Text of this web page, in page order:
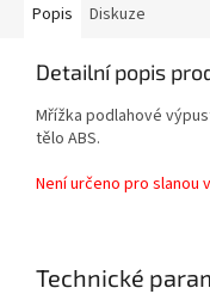
Popis Diskuze
Detailní popis
Mřížka podlahové
tělo ABS.
Není určeno pro slanou
Technické